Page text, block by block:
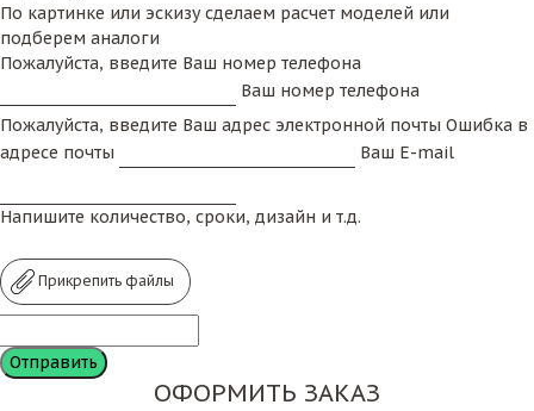
По картинке или эскизу сделаем расчет моделей или
подберем аналоги
Пожалуйста, введите Ваш номер телефона
Ваш номер телефона
Пожалуйста, введите Ваш адрес электронной почты Ошибка в
адресе почты
Ваш E-mail
Напишите количество, сроки, дизайн и т.д.
Прикрепить файлы
ОФОРМИТЬ ЗАКАЗ